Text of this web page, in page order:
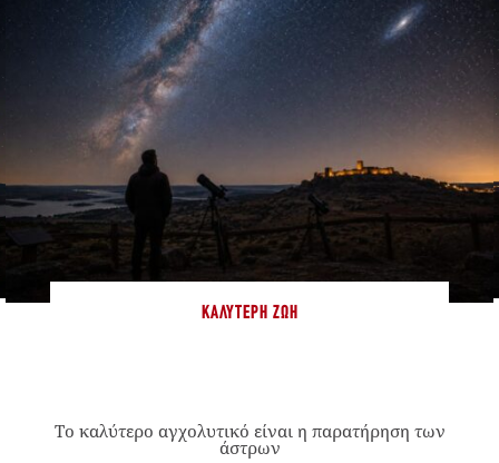
ΚΑΛΎΤΕΡΗ ΖΩΉ
Το καλύτερο αγχολυτικό είναι η παρατήρηση των
άστρων